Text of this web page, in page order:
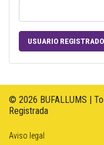
USUARIO REGISTRADO
© 2026 BUFALLUMS |
Registrada
Aviso legal